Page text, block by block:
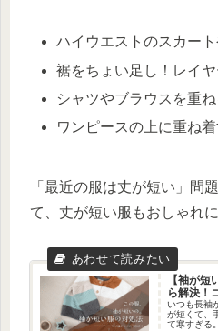
ハイウエストのスカート
裾をちょい足し！レイ
シャツやブラウスを重ね
ワンピースの上に重ね着
「最近の服は丈が短い」問
て、丈が短い服もおしゃれ
【袖が
ら解決！
いつも長袖
が短くて、
て寒すぎる